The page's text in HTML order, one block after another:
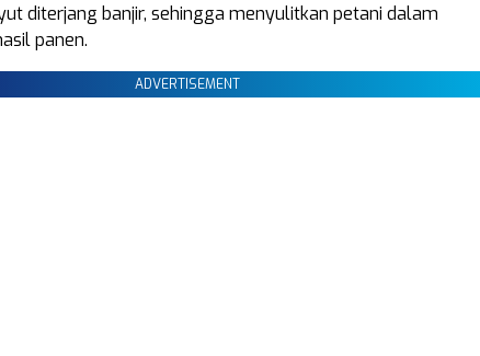
diterjang banjir, sehingga menyulitkan petani dalam
panen.
ADVERTISEMENT